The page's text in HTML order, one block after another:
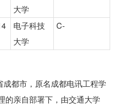
大学
电子科技
大学
C-
都市，原名成都电讯工程学
的亲自部署下，由交通大学